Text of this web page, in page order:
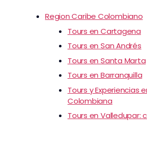
Region Caribe Colombiano
Tours en Cartagena
Tours en San Andrés
Tours en Santa Marta
Tours en Barranquilla
Tours y Experiencias
Colombiana
Tours en Valledupar: